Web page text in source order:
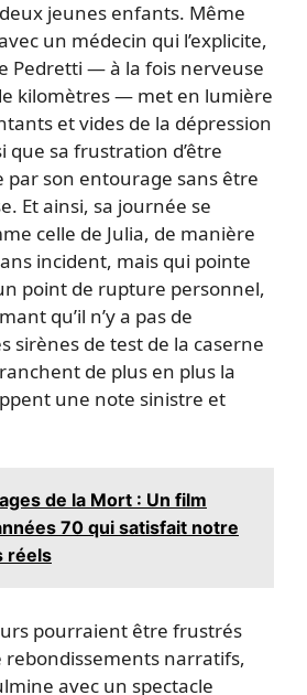
jeunes enfants. Même
un médecin qui l’explicite,
Pedretti — à la fois nerveuse
kilomètres — met en lumière
et vides de la dépression
que sa frustration d’être
par son entourage sans être
Et ainsi, sa journée se
celle de Julia, de manière
incident, mais qui pointe
point de rupture personnel,
qu’il n’y a pas de
sirènes de test de la caserne
de plus en plus la
une note sinistre et
de la Mort : Un film
70 qui satisfait notre
réels
pourraient être frustrés
rebondissements narratifs,
avec un spectacle